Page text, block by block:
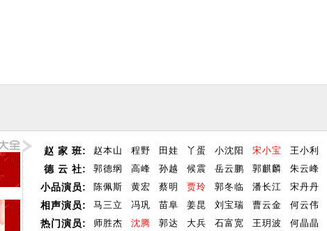
赵 家 班:
德 云 社:
小品演员:
相声演员:
热门演员:
赵本山 程野 田娃 丫蛋 小沈阳 宋小宝 王小利
郭德纲
高峰 孙越 候震 岳云鹏 郭麒麟 朱云峰
陈佩斯
黄宏 蔡明 贾玲 郭冬临 潘长江 宋丹丹
马三立
冯巩 苗阜 姜昆 刘宝瑞 曹云金 何云伟
师胜杰
沈腾 郭达 大兵 石富宽 王玥波 何晶晶